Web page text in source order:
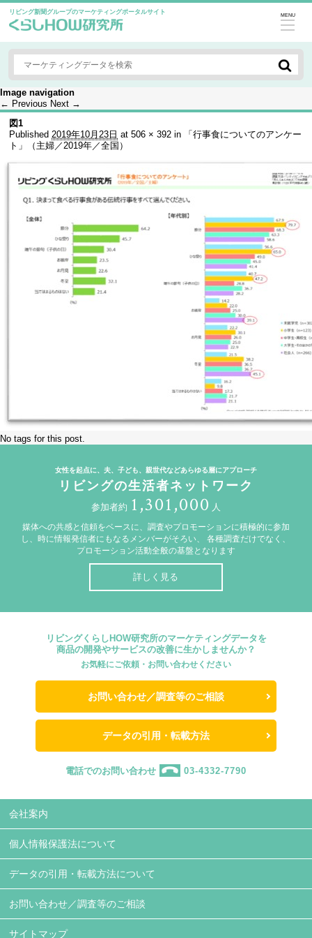
リビング新聞グループのマーケティングポータルサイト MENU
Image navigation
← Previous Next →
図1
Published2019年10月23日 at506 × 392 in
「行事食についてのアンケー
ト」（主婦／2019年／全国）
No tags for this post.
女性を起点に、夫、子ども、親世代などあらゆる層にアプローチ
リビングの生活者ネットワーク
参加者約 1,301,000 人
媒体への共感と信頼をベースに、調査やプロモーションに積極的に参加
し、時に情報発信者にもなるメンバーがそろい、
各種調査だけでなく、
プロモーション活動全般の基盤となります
詳しく見る
リビングくらしHOW研究所のマーケティングデータを
商品の開発やサービスの改善に生かしませんか？
お気軽にご依頼・お問い合わせください
お問い合わせ／調査等のご相談
データの引用・転載方法
電話でのお問い合わせ 03-4332-7790
会社案内
個人情報保護法について
データの引用・転載方法について
お問い合わせ／調査等のご相談
サイトマップ